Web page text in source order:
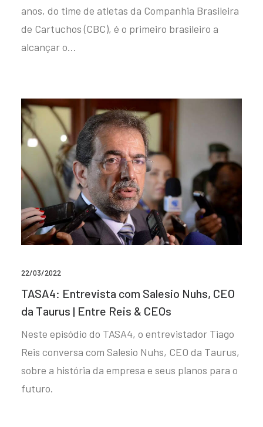
anos, do time de atletas da Companhia Brasileira
de Cartuchos (CBC), é o primeiro brasileiro a
alcançar o…
22/03/2022
TASA4: Entrevista com Salesio Nuhs, CEO
da Taurus | Entre Reis & CEOs
Neste episódio do TASA4, o entrevistador Tiago
Reis conversa com Salesio Nuhs, CEO da Taurus,
sobre a história da empresa e seus planos para o
futuro.